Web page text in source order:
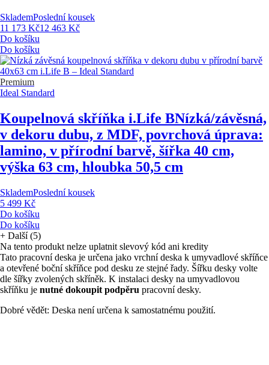
SklademPoslední kousek
11 173 Kč12 463 Kč
Do košíku
Do košíku
Premium
Ideal Standard
Koupelnová skříňka i.Life BNízká/závěsná,
v dekoru dubu, z MDF, povrchová úprava:
lamino, v přírodní barvě, šířka 40 cm,
výška 63 cm, hloubka 50,5 cm
SklademPoslední kousek
5 499 Kč
Do košíku
Do košíku
+ Další (5)
Na tento produkt nelze uplatnit slevový kód ani kredity
Tato pracovní deska je určena jako vrchní deska k umyvadlové skříňce
a otevřené boční skříňce pod desku ze stejné řady. Šířku desky volte
dle šířky zvolených skříněk. K instalaci desky na umyvadlovou
skříňku je nutné dokoupit podpěru pracovní desky.
Dobré vědět: Deska není určena k samostatnému použití.